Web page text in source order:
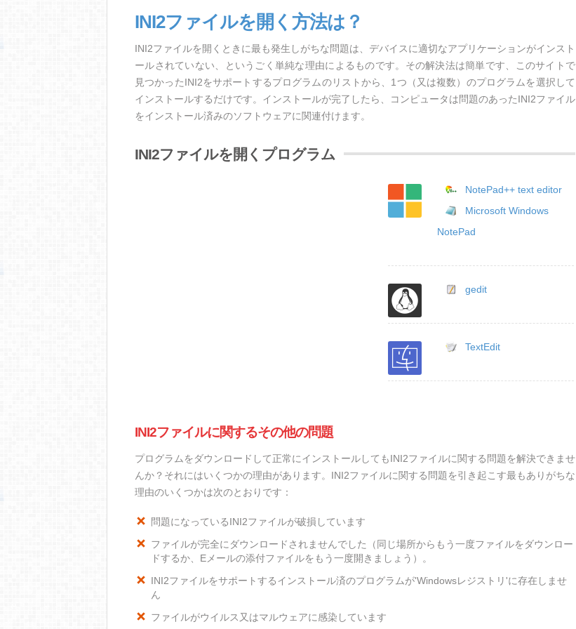
INI2ファイルを開く方法は？
INI2ファイルを開くときに最も発生しがちな問題は、デバイスに適切なアプリケーションがインスト
ールされていない、というごく単純な理由によるものです。その解決法は簡単です、このサイトで
見つかったINI2をサポートするプログラムのリストから、1つ（又は複数）のプログラムを選択して
インストールするだけです。インストールが完了したら、コンピュータは問題のあったINI2ファイル
をインストール済みのソフトウェアに関連付けます。
INI2ファイルを開くプログラム
NotePad++ text editor
Microsoft Windows
NotePad
gedit
TextEdit
INI2ファイルに関するその他の問題
プログラムをダウンロードして正常にインストールしてもINI2ファイルに関する問題を解決できませ
んか？それにはいくつかの理由があります。INI2ファイルに関する問題を引き起こす最もありがちな
理由のいくつかは次のとおりです：
問題になっているINI2ファイルが破損しています
ファイルが完全にダウンロードされませんでした（同じ場所からもう一度ファイルをダウンロー
ドするか、Eメールの添付ファイルをもう一度開きましょう）。
INI2ファイルをサポートするインストール済のプログラムが'Windowsレジストリ'に存在しませ
ん
ファイルがウイルス又はマルウェアに感染しています